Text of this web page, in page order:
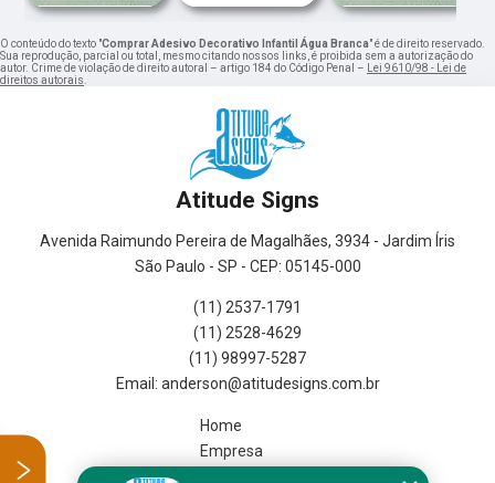
O conteúdo do texto "Comprar Adesivo Decorativo Infantil Água Branca" é de direito reservado.
Sua reprodução, parcial ou total, mesmo citando nossos links, é proibida sem a autorização do
autor. Crime de violação de direito autoral – artigo 184 do Código Penal –
Lei 9610/98 - Lei de
direitos autorais
Atitude Signs
Avenida Raimundo Pereira de Magalhães, 3934 - Jardim Íris
São Paulo - SP - CEP: 05145-000
(11) 2537-1791
(11) 2528-4629
(11) 98997-5287
Home
Empresa